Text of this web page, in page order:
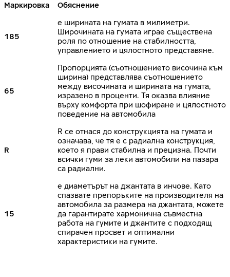
Маркировка Обяснение
185
е ширината на гумата в милиметри.
Широчината на гумата играе съществена
роля по отношение на стабилността,
управлението и цялостното представяне.
65
Пропорцията (съотношението височина към
ширина) представлява съотношението
между височината и ширината на гумата,
изразено в проценти. Тя оказва влияние
върху комфорта при шофиране и цялостното
поведение на автомобила
R
R се отнася до конструкцията на гумата и
означава, че тя е с радиална конструкция,
което я прави стабилна и прецизна. Почти
всички гуми за леки автомобили на пазара
са радиални.
15
е диаметърът на джантата в инчове. Като
спазвате препоръките на производителя на
автомобила за размера на джантата, можете
да гарантирате хармонична съвместна
работа на гумите и джантите с подходящ
спирачен просвет и оптимални
характеристики на гумите.